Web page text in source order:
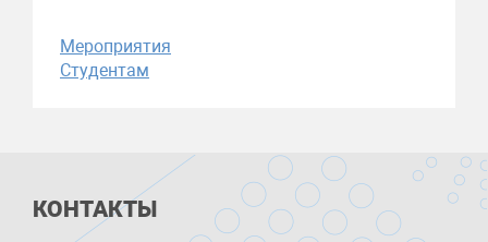
Мероприятия
Студентам
КОНТАКТЫ